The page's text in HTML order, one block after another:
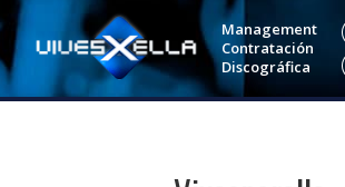
Management
Contratación
Discográfica